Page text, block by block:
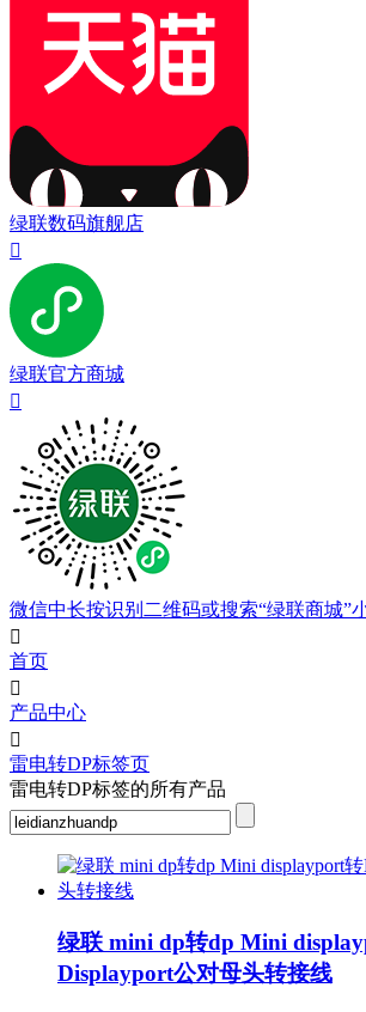
绿联数码旗舰店

绿联官方商城

微信中长按识别二维码或搜索“绿联商城”

首页

产品中心

雷电转DP标签页
雷电转DP标签的所有产品
绿联 mini dp转dp Mini
Displayport公对母头转接线